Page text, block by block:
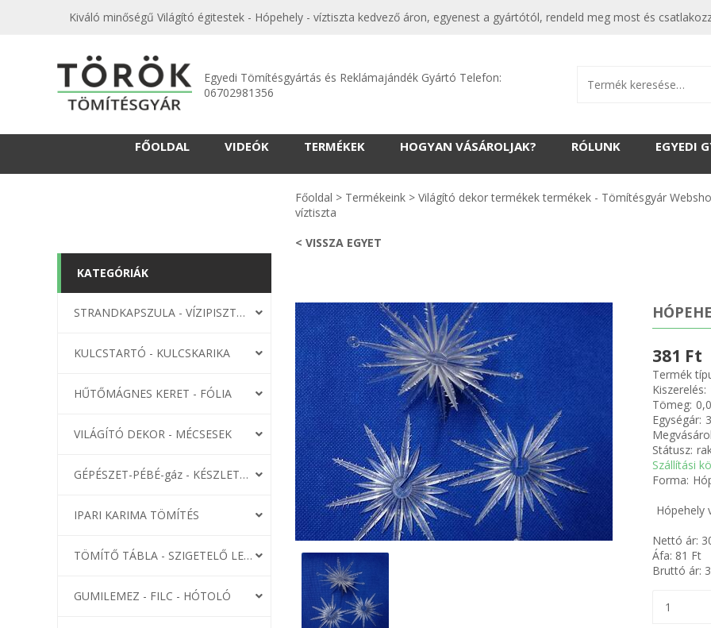
Kiváló minőségű Világító égitestek - Hópehely - víztiszta kedvező áron, egyenest a gyártótól, rendeld meg most és
Egyedi Tömítésgyártás és Reklámajándék Gyártó Telefon:
06702981356
FŐOLDAL VIDEÓK TERMÉKEK HOGYAN VÁSÁROLJAK? RÓLUNK EGYEDI
KATEGÓRIÁK
STRANDKAPSZULA - VÍZIPISZTOLY-FRIZBI
KULCSTARTÓ - KULCSKARIKA
HŰTŐMÁGNES KERET - FÓLIA
VILÁGÍTÓ DEKOR - MÉCSESEK
GÉPÉSZET-PÉBÉ-gáz - KÉSZLETEK
IPARI KARIMA TÖMÍTÉS
TÖMÍTŐ TÁBLA - SZIGETELŐ LEMEZ
GUMILEMEZ - FILC - HÓTOLÓ
Főoldal > Termékeink > Világító dekor termékek termékek - Tömítésgyár
víztiszta
< VISSZA EGYET
381 Ft
Termék
Kiszerelés:
Tömeg:
Egységár:
Státusz:
Szállítási
Forma:
Hópehely
Nettó ár:
Áfa: 81 Ft
Bruttó ár: